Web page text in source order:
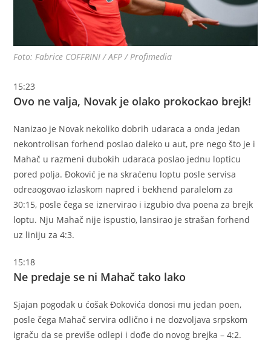
Foto: Fabrice COFFRINI / AFP / Profimedia
15:23
Ovo ne valja, Novak je olako prokockao brejk!
Nanizao je Novak nekoliko dobrih udaraca a onda jedan
nekontrolisan forhend poslao daleko u aut, pre nego što je i
Mahač u razmeni dubokih udaraca poslao jednu lopticu
pored polja. Đoković je na skraćenu loptu posle servisa
odreaogovao izlaskom napred i bekhend paralelom za
30:15, posle čega se iznervirao i izgubio dva poena za brejk
loptu. Nju Mahač nije ispustio, lansirao je strašan forhend
uz liniju za 4:3.
15:18
Ne predaje se ni Mahač tako lako
Sjajan pogodak u ćošak Đokovića donosi mu jedan poen,
posle čega Mahač servira odlično i ne dozvoljava srpskom
igraču da se previše odlepi i dođe do novog brejka – 4:2.